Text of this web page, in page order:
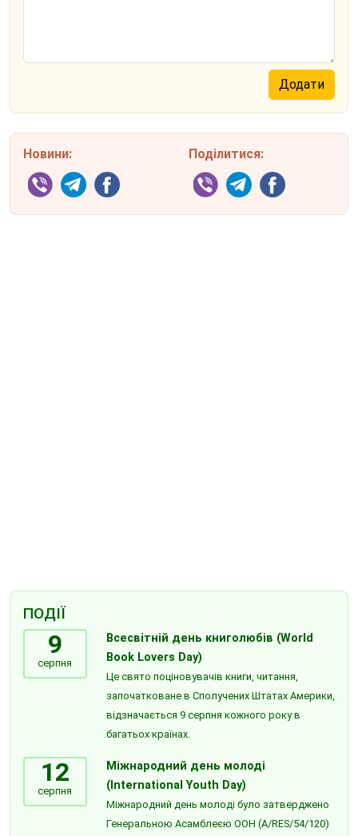
Новини: Поділитися:
ПОДІЇ
9
серпня
Всесвітній день книголюбів (World
Book Lovers Day)
Це свято поціновувачів книги, читання,
започатковане в Сполучених Штатах Америки,
відзначається 9 серпня кожного року в
багатьох країнах.
12
серпня
Міжнародний день молоді
(International Youth Day)
Міжнародний день молоді було затверджено
Генеральною Асамблеєю ООН (A/RES/54/120)